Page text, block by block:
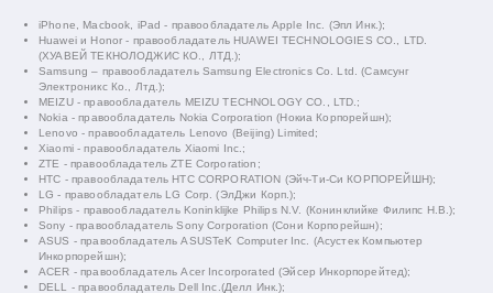
iPhone, Macbook, iPad - правообладатель Apple Inc. (Эпл Инк.);
Huawei и Honor - правообладатель HUAWEI TECHNOLOGIES CO., LTD.
(ХУАВЕЙ ТЕКНОЛОДЖИС КО., ЛТД.);
Samsung – правообладатель Samsung Electronics Co. Ltd. (Самсунг
Электроникс Ко., Лтд.);
MEIZU - правообладатель MEIZU TECHNOLOGY CO., LTD.;
Nokia - правообладатель Nokia Corporation (Нокиа Корпорейшн);
Lenovo - правообладатель Lenovo (Beijing) Limited;
Xiaomi - правообладатель Xiaomi Inc.;
ZTE - правообладатель ZTE Corporation;
HTC - правообладатель HTC CORPORATION (Эйч-Ти-Си КОРПОРЕЙШН);
LG - правообладатель LG Corp. (ЭлДжи Корп.);
Philips - правообладатель Koninklijke Philips N.V. (Конинклийке Филипс Н.В.);
Sony - правообладатель Sony Corporation (Сони Корпорейшн);
ASUS - правообладатель ASUSTeK Computer Inc. (Асустек Компьютер
Инкорпорейшн);
ACER - правообладатель Acer Incorporated (Эйсер Инкорпорейтед);
DELL - правообладатель Dell Inc.(Делл Инк.);